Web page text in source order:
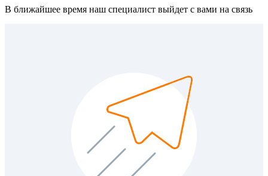
В ближайшее время наш специалист выйдет с вами на связь